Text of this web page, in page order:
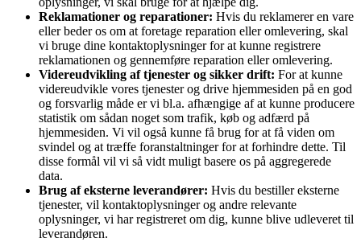
Reklamationer og reparationer: Hvis du reklamerer en vare
eller beder os om at foretage reparation eller omlevering, skal
vi bruge dine kontaktoplysninger for at kunne registrere
reklamationen og gennemføre reparation eller omlevering.
Videreudvikling af tjenester og sikker drift: For at kunne
videreudvikle vores tjenester og drive hjemmesiden på en god
og forsvarlig måde er vi bl.a. afhængige af at kunne producere
statistik om sådan noget som trafik, køb og adfærd på
hjemmesiden. Vi vil også kunne få brug for at få viden om
svindel og at træffe foranstaltninger for at forhindre dette. Til
disse formål vil vi så vidt muligt basere os på aggregerede
data.
Brug af eksterne leverandører: Hvis du bestiller eksterne
tjenester, vil kontaktoplysninger og andre relevante
oplysninger, vi har registreret om dig, kunne blive udleveret til
leverandøren.